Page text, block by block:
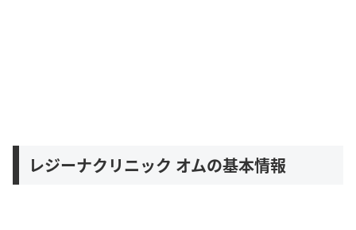
レジーナクリニック オムの基本情報